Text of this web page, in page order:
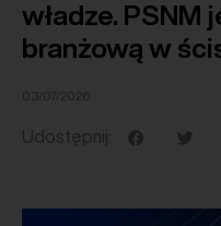
władze. PSNM
branżową w
03/07/2026
Udostępnij: